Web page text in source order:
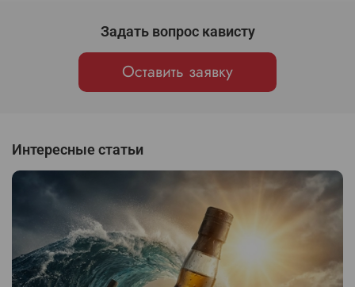
Задать вопрос кависту
Оставить заявку
Интересные статьи